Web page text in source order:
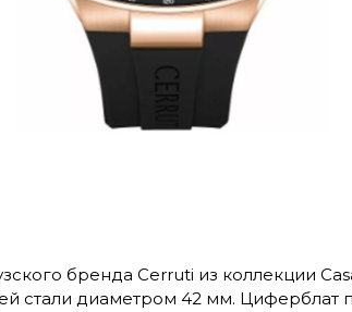
бренда Cerruti из коллекции
стали диаметром 42 мм. Циферблат